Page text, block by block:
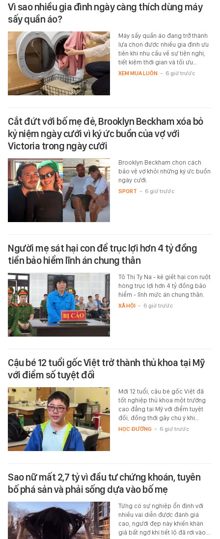
Vì sao nhiều gia đình ngày càng thích dùng máy
sấy quần áo?
Máy sấy quần áo đang trở thành
lựa chọn được nhiều gia đình ưu
tiên khi nhu cầu về sự tiện nghi,
tiết kiệm thời gian và tối ưu…
XEM MUA LUÔN - 6 giờ trước
Cắt đứt với bố mẹ đẻ, Brooklyn Beckham xóa bỏ
kỷ niệm ngày cưới vì ký ức buồn của vợ với
Victoria trong ngày cưới
Brooklyn Beckham chọn cách
bảo vệ vợ khỏi những ký ức buồn
ngày cưới.
SPORT - 6 giờ trước
Người mẹ sát hại con để trục lợi hơn 4 tỷ đồng
tiền bảo hiểm lĩnh án chung thân
Tô Thị Ty Na - kẻ giết hại con ruột
hòng trục lợi hơn 4 tỷ đồng bảo
hiểm - lĩnh mức án chung thân.
XÃ HỘI - 6 giờ trước
Cậu bé 12 tuổi gốc Việt trở thành thủ khoa tại Mỹ
với điểm số tuyệt đối
Mới 12 tuổi, cậu bé gốc Việt đã
tốt nghiệp thủ khoa một trường
cao đẳng tại Mỹ với điểm tuyệt
đối, đồng thời gây chú ý khi…
HỌC ĐƯỜNG - 6 giờ trước
Sao nữ mất 2,7 tỷ vì đầu tư chứng khoán, tuyên
bố phá sản và phải sống dựa vào bố mẹ
Từng có sự nghiệp ổn định với
nhiều vai diễn được đánh giá
cao, người đẹp này khiến khán
giả bất ngờ khi tiết lộ đã rơi vào…